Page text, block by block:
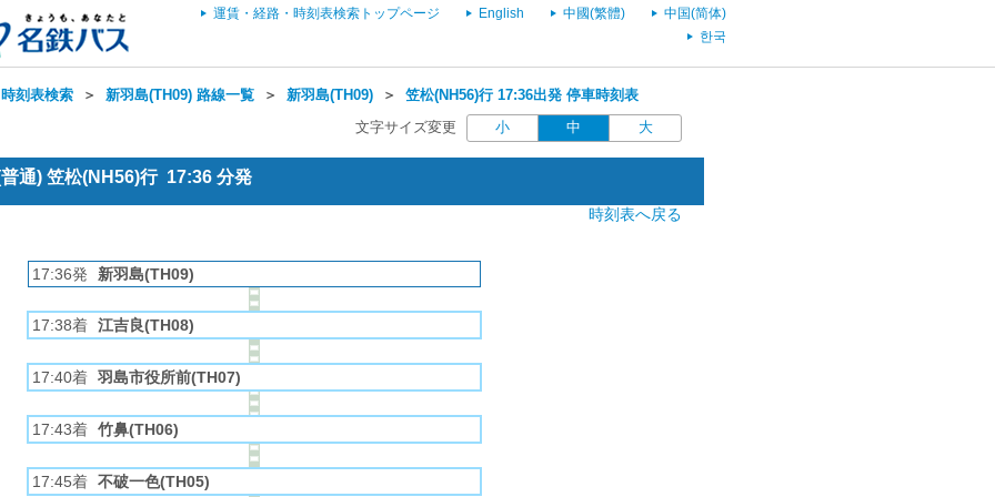
運賃・経路・時刻表検索トップページ English 中國(繁體)
中国(简体)
한국
刻表検索 ＞ 新羽島(TH09) 路線一覧 ＞ 新羽島(TH09) ＞ 笠松(NH56)行 17:36出発 停車時刻表
文字サイズ変更 小 中 大
通) 笠松(NH56)行 17:36 分発
時刻表へ戻る
17:36発 新羽島(TH09)
17:38着 江吉良(TH08)
17:40着 羽島市役所前(TH07)
17:43着 竹鼻(TH06)
17:45着 不破一色(TH05)